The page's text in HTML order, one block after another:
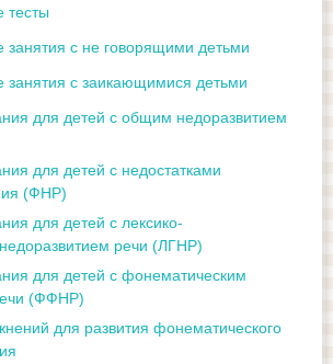
тесты
занятия с не говорящими детьми
занятия с заикающимися детьми
для детей с общим недоразвитием
для детей с недостатками
(ФНР)
для детей с лексико-
речи (ЛГНР)
для детей с фонематическим
(ФФНР)
для развития фонематического